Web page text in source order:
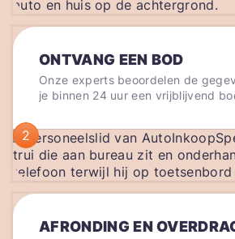
ONTVANG EEN BOD
Onze experts beoordelen de
je binnen 24 uur een vrijblijvend
2
AFRONDING EN